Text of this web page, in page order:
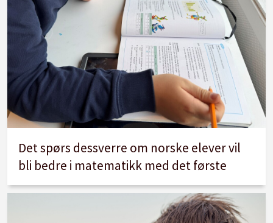
Det spørs dessverre om norske elever vil
bli bedre i matematikk med det første